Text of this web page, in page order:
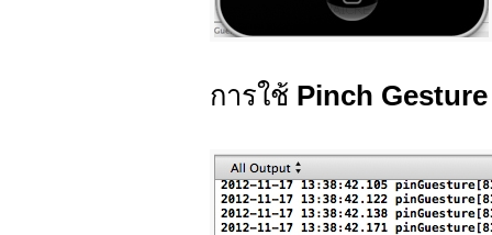
การใช้ Pinch